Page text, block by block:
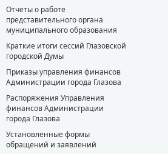
Отчеты о работе
представительного органа
муниципального образования
Краткие итоги сессий Глазовской
городской Думы
Приказы управления финансов
Администрации города Глазова
Распоряжения Управления
финансов Администрации
города Глазова
Установленные формы
обращений и заявлений